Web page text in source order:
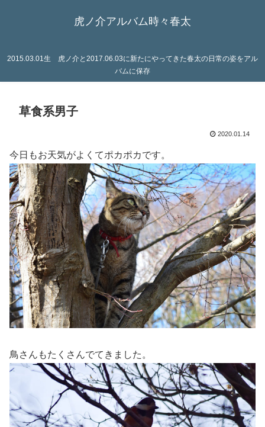
虎ノ介アルバム時々春太
2015.03.01生 虎ノ介と2017.06.03に新たにやってきた春太の日常の姿をアル
バムに保存
草食系男子
2020.01.14
今日もお天気がよくてポカポカです。
鳥さんもたくさんでてきました。